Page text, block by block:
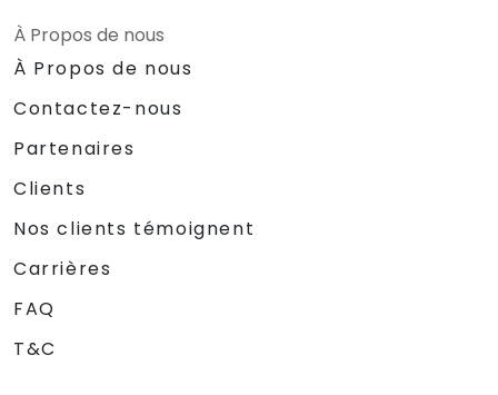
À Propos de nous
À Propos de nous
Contactez-nous
Partenaires
Clients
Nos clients témoignent
Carrières
FAQ
T&C